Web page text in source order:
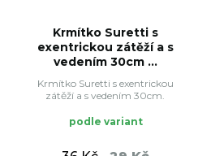
Krmítko Suretti s
exentrickou zátěží a s
vedením 30cm ...
Krmítko Suretti s exentrickou
zátěží a s vedením 30cm.
podle variant